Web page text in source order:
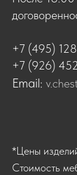
+7 (495)
+7 (926)
Email:
*Цены
Стоимость